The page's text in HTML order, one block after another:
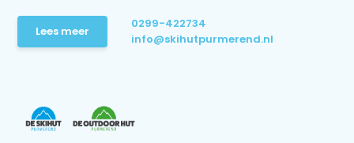
Lees meer
0299-422734
info@skihutpurmerend.nl